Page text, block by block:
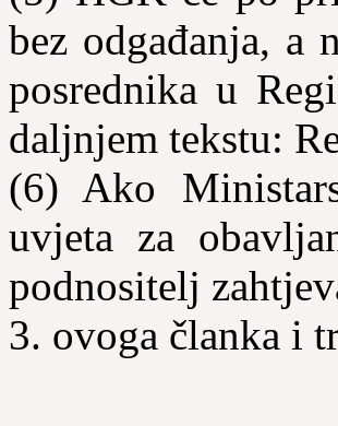
bez odgađanja, a
posrednika u
daljnjem tekstu:
(6) Ako
uvjeta za
podnositelj
3. ovoga članka i